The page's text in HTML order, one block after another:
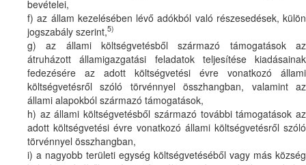
bevételei,
f) az állam kezelésében lévő adókból való részesedések, külön
jogszabály szerint,5)
g) az állami költségvetésből származó támogatások az
átruházott államigazgatási feladatok teljesítése kiadásainak
fedezésére az adott költségvetési évre vonatkozó állami
költségvetésről szóló törvénnyel összhangban, valamint az
állami alapokból származó támogatások,
h) az állami költségvetésből származó további támogatások az
adott költségvetési évre vonatkozó állami költségvetésről szóló
törvénnyel összhangban,
i) a nagyobb területi egység költségvetéséből vagy más község